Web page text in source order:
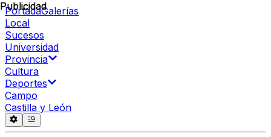
PortadaGalerías
Local
Sucesos
Universidad
Provincia
Cultura
Deportes
Campo
Castilla y León
Publicidad
Publicidad